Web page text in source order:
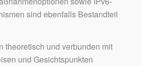
sind ebenfalls Bestandteil
theoretisch und verbunden mit
und Gesichtspunkten